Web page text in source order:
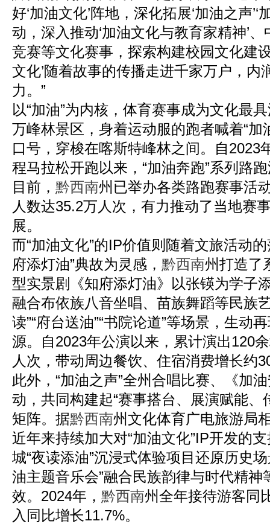
好‘加油文化’阵地，深化拓展‘加油之声
动，深入推动‘加油文化与教育家精神’、
竞赛等文化赛事，探索构建校园文化建
文化’随着故事的传播走进千家万户，内
力。”
以“加油”为内核，体育赛事成为文化最
万峰林景区，身着运动服的跑者喊着“加
口号，穿梭在喀斯特峰林之间。自2023
程马拉松开跑以来，“加油奔跑”系列路
目前， 黔西南州已举办各类路跑赛事活
人数达35.2万人次，有力推动了当地赛
展。
而“加油文化”的IP价值则随着文旅活动
府添灯油”典故为灵感， 黔西南州打造了
型实景剧《知府添灯油》以张锳为学子
融合布依族八音坐唱、苗族舞蹈等民族
读”“府台送油”“书院论道”等场景，生动
源。自2023年公演以来，累计演出120
人次，带动周边餐饮、住宿消费增长约
此外，“加油之声”全州合唱比赛、《加
动，共同构建起“赛事搭台、展演赋能、
矩阵。据黔西南州文化体育广电旅游局
近年来持续加大对“加油文化”IP开发的
城“夜读添油”沉浸式体验项目还原历史
油主题音乐会”融合民族韵律与时代精
效。2024年， 黔西南州全年接待游客同
入同比增长11.7%。